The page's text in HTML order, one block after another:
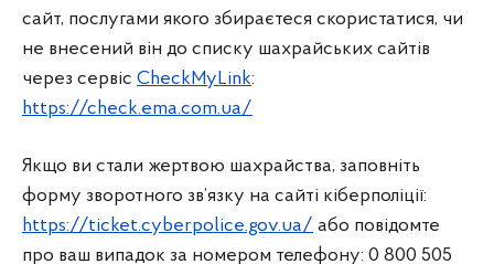
сайт, послугами якого збираєтеся скористатися, чи
не внесений він до списку шахрайських сайтів
через сервіс CheckMyLink:
https://check.ema.com.ua/
Якщо ви стали жертвою шахрайства, заповніть
форму зворотного зв’язку на сайті кіберполіції:
https://ticket.cyberpolice.gov.ua/ або повідомте
про ваш випадок за номером телефону: 0 800 505